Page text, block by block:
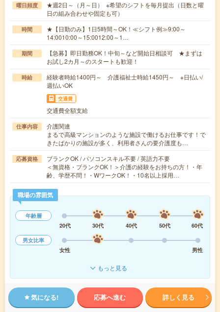
曜日頻度
★週2日～（月～日） ※希望のシフトを毎月提出（日数と曜
日の組み合わせや固定も可）
時間
★【日勤のみ】1日5時間～OK！≪シフト例≫9:00～
14:0010:00～15:0012:00～1…
期間
【急募】即日勤務OK！中旬～など開始日相談可 ★まずは
お試し2カ月～のスタートも歓迎！
時給
経験者時給1400円～ 介護福祉士時給1450円～ ※日払い/
週払いOK
交通費
交通費全額支給
仕事内容
介護関連
まるで高級マンションのような施設で働けるお仕事です！で
きたばかりの施設が多く、利用者さんの要介護度も…
応募資格
ブランクOK / パソコンスキル不要 / 英語力不要
＜無資格・ブランクOK！＞介護の経験をお持ちの方！・年
齢、学歴不問！・WワークOK！・10名以上採用…
職場の雰囲気
年齢層
20代
30代 40代 50代
60代
男女比率
女性
男性
もっと見る
気になる! 応募へ進む 詳しく見る